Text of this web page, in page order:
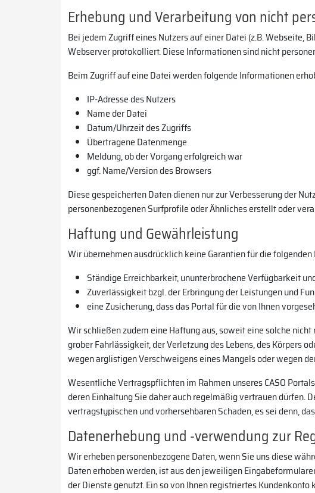
Erhebung und Verarbeitung von nicht
Bei jedem Zugriff eines Nutzers auf einer Datei (z.B. Webseite,
Webserver protokolliert. Diese Informationen sind nicht
Beim Zugriff auf eine Datei werden folgende Informationen
IP-Adresse des Nutzers
Name der Datei
Datum/Uhrzeit des Zugriffs
Übertragene Datenmenge
Meldung, ob der Vorgang erfolgreich war
ggf. Name/Version des Browsers
Diese gespeicherten Daten dienen nur zur Verbesserung der
personenbezogenen Surfprofile oder Ähnliches erstellt oder
Haftung und Gewährleistung
Wir übernehmen ausdrücklich keine Garantien für die folgenden
Ständige Erreichbarkeit, ununterbrochene Verfügbarkeit
Zuverlässigkeit bzgl. der Erbringung der Leistungen und
eine Zusicherung, dass das Portal für die von Ihnen
Wir schließen zudem eine Haftung aus, soweit eine solche
grober Fahrlässigkeit, der Verletzung des Lebens, des Körpers
wegen arglistigen Verschweigens eines Mangels oder wegen
Wesentliche Vertragspflichten im Rahmen unseres CASO
deren Einhaltung Sie daher auch regelmäßig vertrauen dürfen.
vertragstypischen und vorhersehbaren Schaden, es sei denn,
Datenerhebung und -verwendung zur
Wir erheben personenbezogene Daten, wenn Sie uns diese
Daten erhoben werden, ist aus den jeweiligen
der Dienste genutzt. Ein so von Ihnen registriertes